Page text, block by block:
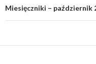
Miesięczniki – październik